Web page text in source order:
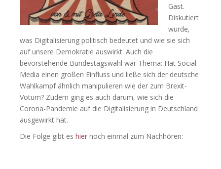
Gast.
Diskutiert
wurde,
was Digitalisierung politisch bedeutet und wie sie sich
auf unsere Demokratie auswirkt. Auch die
bevorstehende Bundestagswahl war Thema: Hat Social
Media einen großen Einfluss und ließe sich der deutsche
Wahlkampf ähnlich manipulieren wie der zum Brexit-
Votum? Zudem ging es auch darum, wie sich die
Corona-Pandemie auf die Digitalisierung in Deutschland
ausgewirkt hat.
Die Folge gibt es hier noch einmal zum Nachhören: